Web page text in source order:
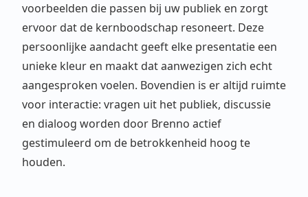
voorbeelden die passen bij uw publiek en zorgt
ervoor dat de kernboodschap resoneert. Deze
persoonlijke aandacht geeft elke presentatie een
unieke kleur en maakt dat aanwezigen zich echt
aangesproken voelen. Bovendien is er altijd ruimte
voor interactie: vragen uit het publiek, discussie
en dialoog worden door Brenno actief
gestimuleerd om de betrokkenheid hoog te
houden.